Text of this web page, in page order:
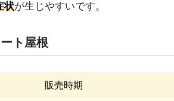
状が生じやすいです。
ト屋根
販売時期